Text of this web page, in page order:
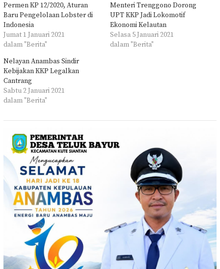
Permen KP 12/2020, Aturan
Baru Pengelolaan Lobster di
Indonesia
Jumat 1 Januari 2021
dalam "Berita"
Menteri Trenggono Dorong
UPT KKP Jadi Lokomotif
Ekonomi Kelautan
Selasa 5 Januari 2021
dalam "Berita"
Nelayan Anambas Sindir
Kebijakan KKP Legalkan
Cantrang
Sabtu 2 Januari 2021
dalam "Berita"